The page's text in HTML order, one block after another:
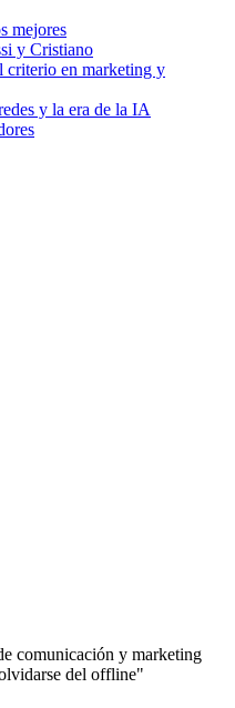
mejores
y Cristiano
criterio en marketing y
y la era de la IA
comunicación y marketing
del offline"